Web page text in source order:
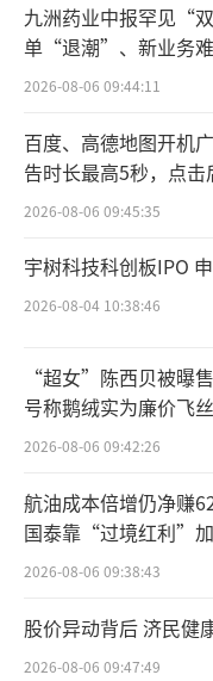
花，交易金额累计
根据公告，
花集团
东；香港嘉银持
列鲁花集团第三
关于入股鲁
话，对方表示
与鲁花集团有合
司有股权，现在
花集团）”。
而根据天眼
更，新增金龙鱼
注册资本由8亿
增吕昭龙为董事。
九洲药业中报罕见“
单“退潮”、新业务
难关待闯
2026-08-06 09:44:11
百度、高德地图开机
告时长最高5秒，点击
2026-08-06 09:45:35
宇树科技科创板IPO
2026-08-04 10:38:46
“超女”陈西贝被曝
号称鹅绒实为廉价飞
百万元
2026-08-06 09:42:26
航油成本倍增仍净赚
国泰靠“过境红利”
2026-08-06 09:38:43
股价异动背后 济民健
2026-08-06 09:47:49